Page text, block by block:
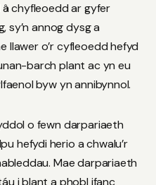
chyfleoedd ar gyfer
sy’n annog dysg a
llawer o’r cyfleoedd hefyd
barch plant ac yn eu
byw yn annibynnol.
o fewn darpariaeth
hefydi herio a chwalu’r
Mae darpariaeth
i blant a phobl ifanc